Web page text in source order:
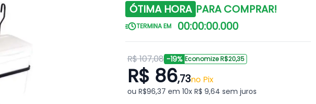
ÓTIMA HORA PARA COMPRAR!
TERMINA EM 00:00:00.000
R$ 107,08 -19% Economize R$20,35
R$ 86,73no Pix
ou R$96,37 em 10x R$ 9,64 sem juros